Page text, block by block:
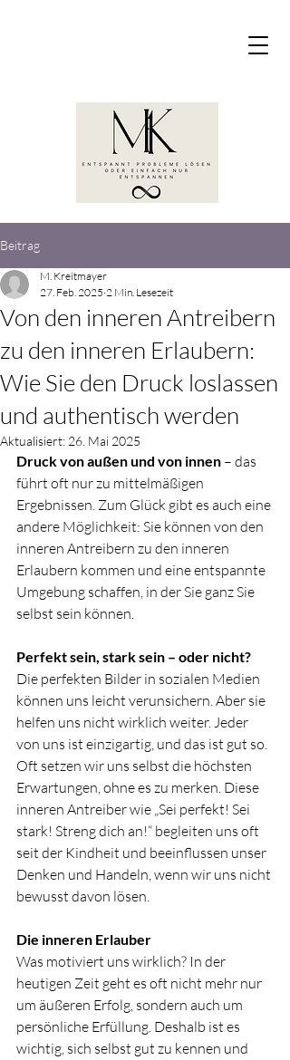
Beitrag
Von den inneren Antreibern
zu den inneren Erlaubern:
Wie Sie den Druck loslassen
und authentisch werden
M. Kreitmayer
27. Feb. 2025 2 Min. Lesezeit
Aktualisiert: 26. Mai 2025
Druck von außen und von innen – das
führt oft nur zu mittelmäßigen
Ergebnissen. Zum Glück gibt es auch eine
andere Möglichkeit: Sie können von den
inneren Antreibern zu den inneren
Erlaubern kommen und eine entspannte
Umgebung schaffen, in der Sie ganz Sie
selbst sein können.
Perfekt sein, stark sein – oder nicht?
Die perfekten Bilder in sozialen Medien
können uns leicht verunsichern. Aber sie
helfen uns nicht wirklich weiter. Jeder
von uns ist einzigartig, und das ist gut so.
Oft setzen wir uns selbst die höchsten
Erwartungen, ohne es zu merken. Diese
inneren Antreiber wie „Sei perfekt! Sei
stark! Streng dich an!“ begleiten uns oft
seit der Kindheit und beeinflussen unser
Denken und Handeln, wenn wir uns nicht
bewusst davon lösen.
Die inneren Erlauber
Was motiviert uns wirklich? In der
heutigen Zeit geht es oft nicht mehr nur
um äußeren Erfolg, sondern auch um
persönliche Erfüllung. Deshalb ist es
wichtig, sich selbst gut zu kennen und